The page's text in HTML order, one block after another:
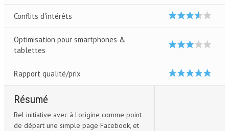
Conflits d'intérêts
Optimisation pour smartphones &
tablettes
Rapport qualité/prix
Résumé
Bel initiative avec à l'origine comme point
de départ une simple page Facebook, et